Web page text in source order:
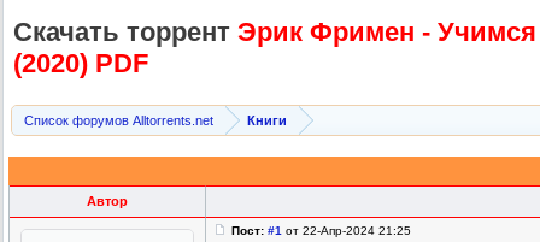
Скачать торрент Эрик Фримен -
(2020) PDF
Список форумов Alltorrents.net Книги
Автор
Пост: #1 от 22-Апр-2024 21:25